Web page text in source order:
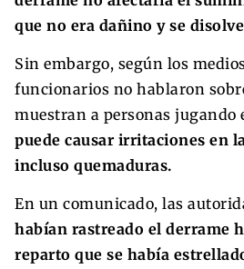
que no era dañino y se
Sin embargo, según los
funcionarios no hablaron
muestran a personas jugando
puede causar irritaciones en
incluso quemaduras.
En un comunicado, las
habían rastreado el derrame
reparto que se había